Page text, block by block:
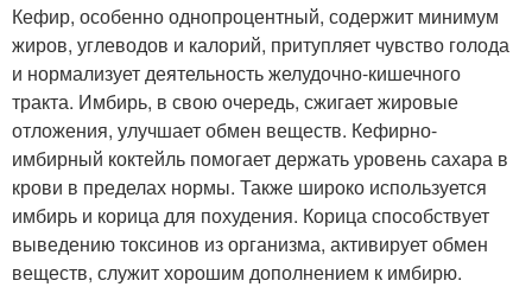
Кефир, особенно однопроцентный, содержит минимум
жиров, углеводов и калорий, притупляет чувство голода
и нормализует деятельность желудочно-кишечного
тракта. Имбирь, в свою очередь, сжигает жировые
отложения, улучшает обмен веществ. Кефирно-
имбирный коктейль помогает держать уровень сахара в
крови в пределах нормы. Также широко используется
имбирь и корица для похудения. Корица способствует
выведению токсинов из организма, активирует обмен
веществ, служит хорошим дополнением к имбирю.